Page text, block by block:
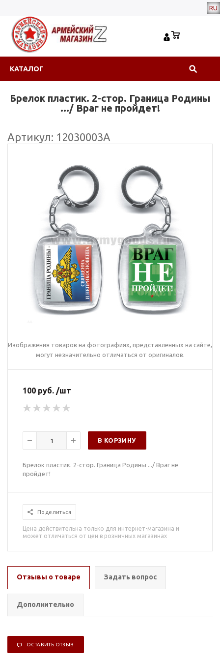
RU
КАТАЛОГ
Брелок пластик. 2-стор. Граница Родины
.../ Враг не пройдет!
Артикул: 12030003А
Изображения товаров на фотографиях, представленных на сайте,
могут незначительно отличаться от оригиналов.
100 руб. /шт
В КОРЗИНУ
Брелок пластик. 2-стор. Граница Родины .../ Враг не
пройдет!
Поделиться
Цена действительна только для интернет-магазина и
может отличаться от цен в розничных магазинах
Отзывы о товаре Задать вопрос
Дополнительно
ОСТАВИТЬ ОТЗЫВ